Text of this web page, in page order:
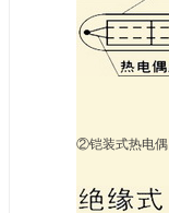
②铠装式热电偶